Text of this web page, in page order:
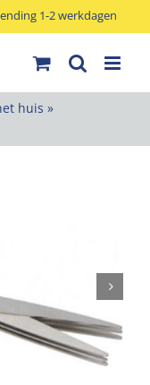
1-2 werkdagen
huis »